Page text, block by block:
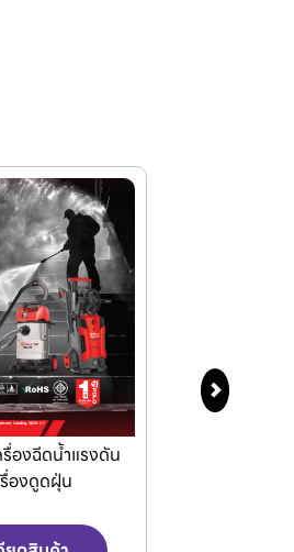
Makita เครื่องมือไฟฟ้าและ